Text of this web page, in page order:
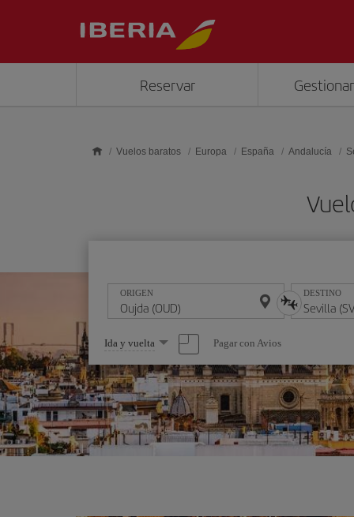
Reservar
Vuelos baratos Europa España Andalucía
ORIGEN DESTINO
Seleccione
una
opción
Ida y vuelta Pagar con Avios